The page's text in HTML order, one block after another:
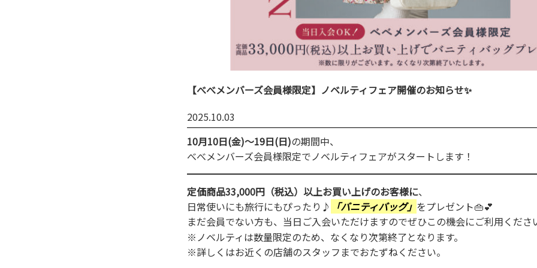
【べべメンバーズ会員様限定】ノベルティフェア開催のお知らせ✨
2025.10.03
10月10日(金)～19日(日)の期間中、
べべメンバーズ会員様限定でノベルティフェアがスタートします！
定価商品33,000円（税込）以上お買い上げのお客様に、
日常使いにも旅行にもぴったり♪
「バニティバッグ」 をプレゼント👜💕
まだ会員でない方も、当日ご入会いただけますのでぜひこの機会にご利用くださ
※ノベルティは数量限定のため、なくなり次第終了となります。
※詳しくはお近くの店舗のスタッフまでおたずねください。